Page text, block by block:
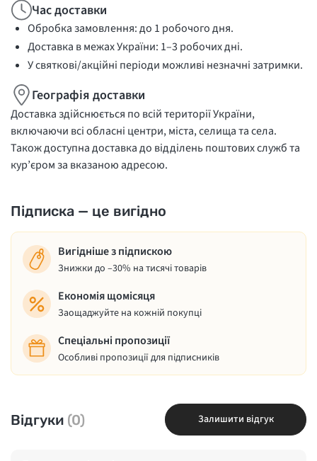
Час доставки
Обробка замовлення: до 1 робочого дня.
Доставка в межах України: 1–3 робочих дні.
У святкові/акційні періоди можливі незначні затримки.
Географія доставки
Доставка здійснюється по всій території України,
включаючи всі обласні центри, міста, селища та села.
Також доступна доставка до відділень поштових служб та
кур’єром за вказаною адресою.
Підписка — це вигідно
Вигідніше з підпискою
Знижки до –30% на тисячі товарів
Економія щомісяця
Заощаджуйте на кожній покупці
Спеціальні пропозиції
Особливі пропозиції для підписників
Відгуки (0) Залишити відгук